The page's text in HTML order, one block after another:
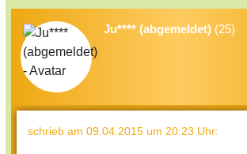
Ju**** (abgemeldet) (25)
schrieb am 09.04.2015 um 20:23 Uhr: